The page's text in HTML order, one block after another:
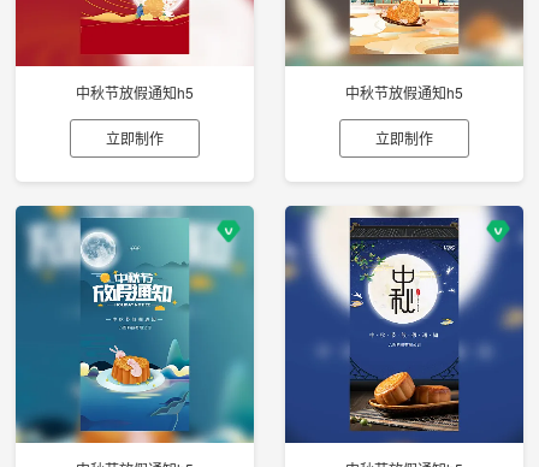
中秋节放假通知h5
立即制作
中秋节放假通知h5
立即制作